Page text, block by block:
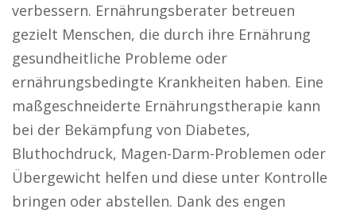
verbessern. Ernährungsberater betreuen
gezielt Menschen, die durch ihre Ernährung
gesundheitliche Probleme oder
ernährungsbedingte Krankheiten haben. Eine
maßgeschneiderte Ernährungstherapie kann
bei der Bekämpfung von Diabetes,
Bluthochdruck, Magen-Darm-Problemen oder
Übergewicht helfen und diese unter Kontrolle
bringen oder abstellen. Dank des engen